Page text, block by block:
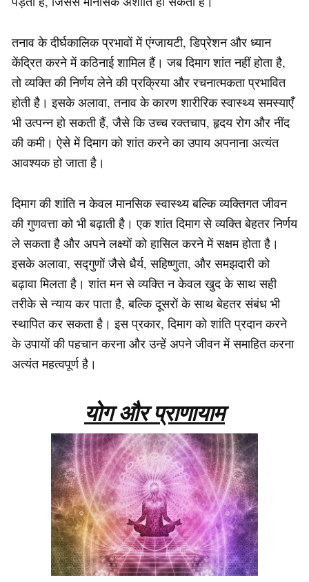
तनाव के दीर्घकालिक प्रभावों में एंग्जायटी, डिप्रेशन और ध्यान
केंद्रित करने में कठिनाई शामिल हैं। जब दिमाग शांत नहीं होता है,
तो व्यक्ति की निर्णय लेने की प्रक्रिया और रचनात्मकता प्रभावित
होती है। इसके अलावा, तनाव के कारण शारीरिक स्वास्थ्य समस्याएँ
भी उत्पन्न हो सकती हैं, जैसे कि उच्च रक्तचाप, हृदय रोग और नींद
की कमी। ऐसे में दिमाग को शांत करने का उपाय अपनाना अत्यंत
आवश्यक हो जाता है।
दिमाग की शांति न केवल मानसिक स्वास्थ्य बल्कि व्यक्तिगत जीवन
की गुणवत्ता को भी बढ़ाती है। एक शांत दिमाग से व्यक्ति बेहतर निर्णय
ले सकता है और अपने लक्ष्यों को हासिल करने में सक्षम होता है।
इसके अलावा, सद्गुणों जैसे धैर्य, सहिष्णुता, और समझदारी को
बढ़ावा मिलता है। शांत मन से व्यक्ति न केवल खुद के साथ सही
तरीके से न्याय कर पाता है, बल्कि दूसरों के साथ बेहतर संबंध भी
स्थापित कर सकता है। इस प्रकार, दिमाग को शांति प्रदान करने
के उपायों की पहचान करना और उन्हें अपने जीवन में समाहित करना
अत्यंत महत्वपूर्ण है।
योग और प्राणायाम